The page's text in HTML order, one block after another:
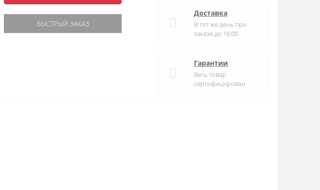
БЫСТРЫЙ ЗАКАЗ
Доставка
В тот же день при
заказе до 16:00
Гарантии
Весь товар
сертифицирован